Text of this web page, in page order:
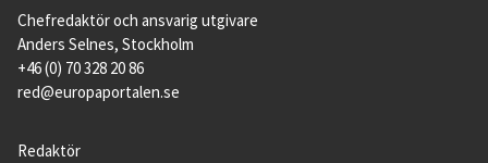
Chefredaktör och ansvarig utgivare
Anders Selnes, Stockholm
+46 (0) 70 328 20 86
red@europaportalen.se
Redaktör